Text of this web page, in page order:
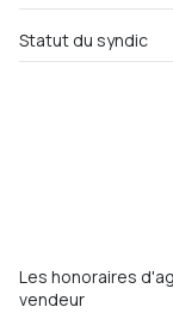
cave
Statut du syndic
Les honoraires
vendeur